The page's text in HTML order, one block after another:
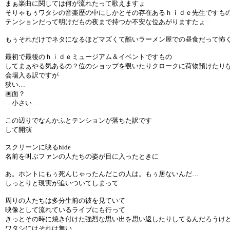
まぁ楽曲に関しては何が流れたって歌えますょ
そりゃもぅワタシの音楽歴の中にしかとその存在あるｈｉｄｅ先生ですも
テンションだって明けだもの夜まで持つか不安な位あがりますたょ
もぅそれだけでネタになるほどマズくて酷いラーメン屋での昼食だって怖
最初で最後のｈｉｄｅミュージアム＆イベントですもの
してまぁやる気あるの？位のショップを覗いたりクロークに荷物預けたり
会場入る訳ですが
狭い…
画面？
…小さい…
この辺りでなんかふとテンションが落ちた訳です
して開演
スクリーンに映るhide
名前を叫ぶファンの人たちの姿が目に入ったときに
あ。ホントにもぅ死んじゃったんだこの人は。もぅ居ないんだ…
しっとりと現実が追いついてしまって
周りの人たちは多分生前の彼を見ていて
映像として流れているライブにも行って
きっとその時に焼き付けた強烈な思い出を思い返したりしてるんだろうけ
ワタシにはそれは無い